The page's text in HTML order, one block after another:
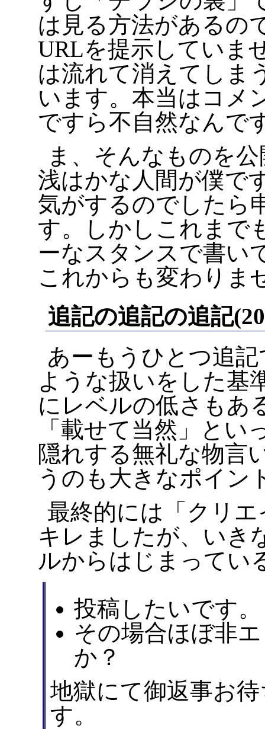
は見る方法があるの
URLを提示していま
は流れて消えてしま
います。本当はコメ
ですら不自然なんで
ま、そんなものを
浅はかな人間が僕で
気がするのでしたら
す。しかしこれまで
ーなスタンスで書い
これからも変わりま
追記の追記の追記
あーもうひとつ追
ような扱いをした基
にレベルの低さもあ
「載せて当然」とい
隠れする無礼な物言
うのも大きなポイン
最終的には「クリ
キレましたが、いき
ルからはじまってい
投稿したいです。
その場合ほぼ非
か？
地獄にて御返事お
す。